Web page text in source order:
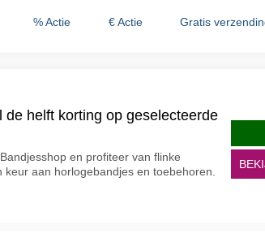
% Actie € Actie Gratis
de helft korting op geselecteerde
en profiteer van flinke
keur aan horlogebandjes en toebehoren.